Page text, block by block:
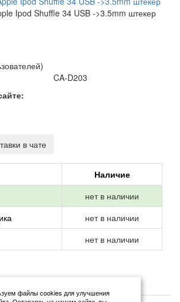
Ipod Shuffle 34 USB ->3.5mm штекер
CA-D203
в чате
Наличие
нет в наличии
нет в наличии
нет в наличии
файлы cookies для улучшения